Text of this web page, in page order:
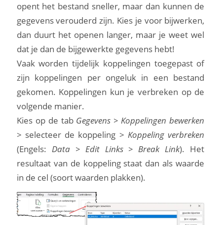
opent het bestand sneller, maar dan kunnen de
gegevens verouderd zijn. Kies je voor bijwerken,
dan duurt het openen langer, maar je weet wel
dat je dan de bijgewerkte gegevens hebt!
Vaak worden tijdelijk koppelingen toegepast of
zijn koppelingen per ongeluk in een bestand
gekomen. Koppelingen kun je verbreken op de
volgende manier.
Kies op de tab Gegevens > Koppelingen bewerken
> selecteer de koppeling >Koppeling verbreken
(Engels: Data > Edit Links > Break Link). Het
resultaat van de koppeling staat dan als waarde
in de cel (soort waarden plakken).